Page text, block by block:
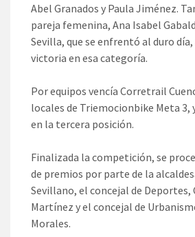
Abel Granados y Paula Jiménez.
pareja femenina, Ana Isabel
Sevilla, que se enfrentó al duro
victoria en esa categoría.
Por equipos vencía Corretrail
locales de Triemocionbike Meta 3,
en la tercera posición.
Finalizada la competición, se
de premios por parte de la
Sevillano, el concejal de Deportes,
Martínez y el concejal de
Morales.